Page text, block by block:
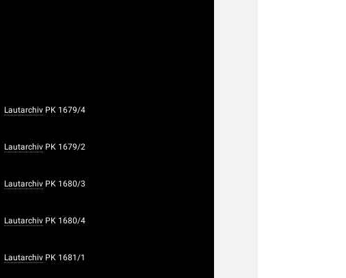
Lautarchiv PK 1679/4
Lautarchiv PK 1679/2
Lautarchiv PK 1680/3
Lautarchiv PK 1680/4
Lautarchiv PK 1681/1